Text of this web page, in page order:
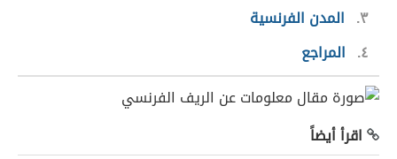
٣
المدن الفرنسية
٤
المراجع
اقرأ أيضاً